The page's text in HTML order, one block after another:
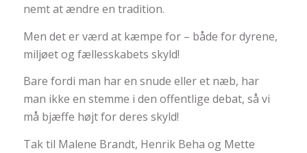
nemt at ændre en tradition.
Men det er værd at kæmpe for – både for dyrene,
miljøet og fællesskabets skyld!
Bare fordi man har en snude eller et næb, har
man ikke en stemme i den offentlige debat, så vi
må bjæffe højt for deres skyld!
Tak til Malene Brandt, Henrik Beha og Mette